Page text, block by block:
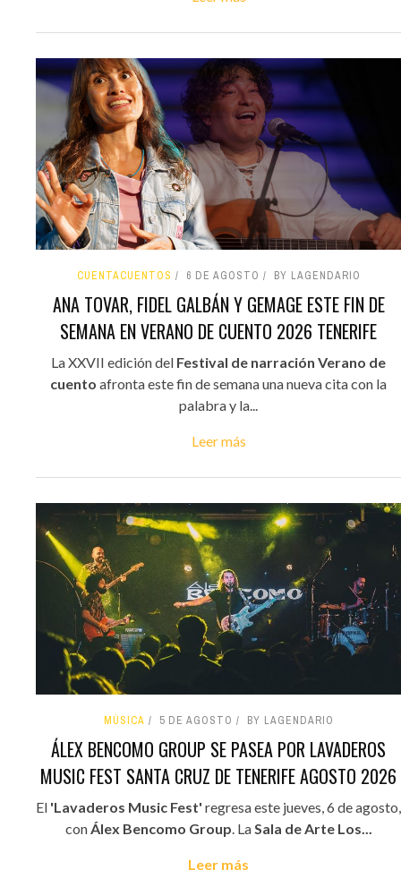
CUENTACUENTOS 6 DE AGOSTO BY LAGENDARIO
ANA TOVAR, FIDEL GALBÁN Y GEMAGE ESTE FIN DE
SEMANA EN VERANO DE CUENTO 2026 TENERIFE
La XXVII edición del Festival de narración Verano de
cuento afronta este fin de semana una nueva cita con la
palabra y la...
Leer más
MÚSICA 5 DE AGOSTO BY LAGENDARIO
ÁLEX BENCOMO GROUP SE PASEA POR LAVADEROS
MUSIC FEST SANTA CRUZ DE TENERIFE AGOSTO 2026
El 'Lavaderos Music Fest' regresa este jueves, 6 de agosto,
con Álex Bencomo Group . La Sala de Arte Los...
Leer más